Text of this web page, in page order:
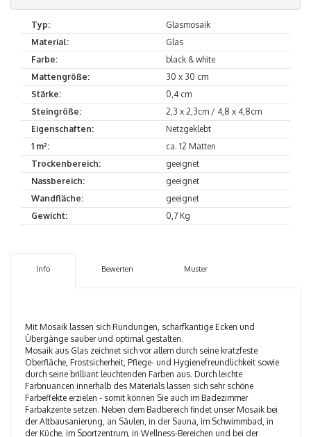
Typ:
Glasmosaik
Material:
Glas
Farbe:
black & white
Mattengröße:
30 x 30 cm
Stärke:
0,4 cm
Steingröße:
2,3 x 2,3cm / 4,8 x 4,8cm
Eigenschaften:
Netzgeklebt
1 m²:
ca. 12 Matten
Trockenbereich:
geeignet
Nassbereich:
geeignet
Wandfläche:
geeignet
Gewicht:
0,7 Kg
Info Bewerten Muster
Mit Mosaik lassen sich Rundungen, scharfkantige Ecken und
Übergänge sauber und optimal gestalten.
Mosaik aus Glas zeichnet sich vor allem durch seine kratzfeste
Oberfläche, Frostsicherheit, Pflege- und Hygienefreundlichkeit sowie
durch seine brilliant leuchtenden Farben aus. Durch leichte
Farbnuancen innerhalb des Materials lassen sich sehr schöne
Farbeffekte erzielen - somit können Sie auch im Badezimmer
Farbakzente setzen. Neben dem Badbereich findet unser Mosaik bei
der Altbausanierung, an Säulen, in der Sauna, im Schwimmbad, in
der Küche, im Sportzentrum, in Wellness-Bereichen und bei der